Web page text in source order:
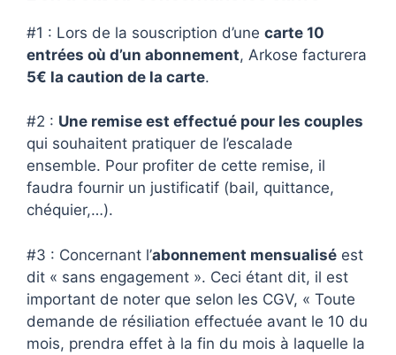
#1 : Lors de la souscription d’une carte 10
entrées où d’un abonnement, Arkose facturera
5€ la caution de la carte.
#2 : Une remise est effectué pour les couples
qui souhaitent pratiquer de l’escalade
ensemble. Pour profiter de cette remise, il
faudra fournir un justificatif (bail, quittance,
chéquier,…).
#3 : Concernant l’abonnement mensualisé est
dit « sans engagement ». Ceci étant dit, il est
important de noter que selon les CGV, « Toute
demande de résiliation effectuée avant le 10 du
mois, prendra effet à la fin du mois à laquelle la